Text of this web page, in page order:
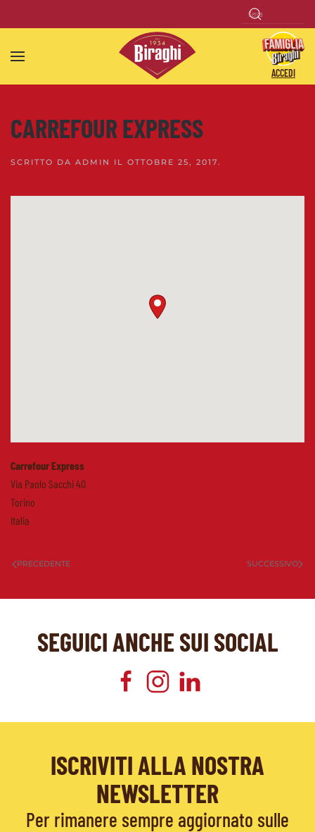
Skip to main content
ACCEDI
CARREFOUR EXPRESS
SCRITTO DA ADMIN IL OTTOBRE 25, 2017.
Carrefour Express
Via Paolo Sacchi 40
Torino
Italia
PRECEDENTE SUCCESSIVO
SEGUICI ANCHE SUI SOCIAL
ISCRIVITI ALLA NOSTRA
NEWSLETTER
Per rimanere sempre aggiornato sulle